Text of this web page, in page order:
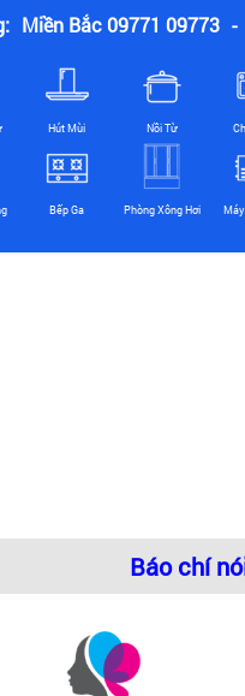
Miền Bắc 09771 09773 -
Hút Mùi Nồi Từ
Bếp Ga Phòng Xông Hơi
Báo chí